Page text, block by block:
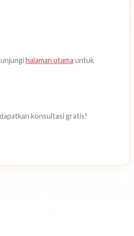
halaman utama untuk
konsultasi gratis!